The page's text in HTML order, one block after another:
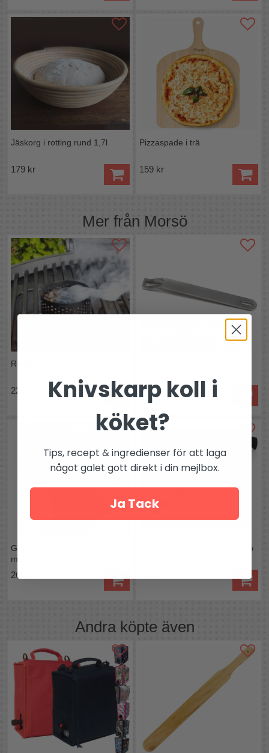
Jäskorg i rotting rund 1,7l
179 kr
Pizzaspade i trä
159 kr
Mer från Morsö
Röklåda Morsö Smoker Box
228 kr 399 kr
Grytvante eller grillvante i
mocka Morsø vänster
269 kr
Askskrapa med blåsrör Morsö
Andra köpte även
Knivskarp koll i
köket?
Tips, recept & ingredienser för att laga
något galet gott direkt i din mejlbox.
Ja Tack